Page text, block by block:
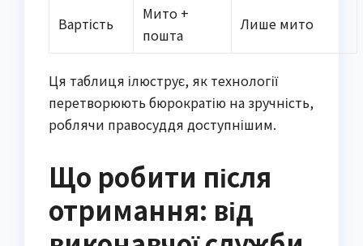
Вартість
Мито +
пошта
Лише мито
Ця таблиця ілюструє, як технології
перетворюють бюрократію на зручність,
роблячи правосуддя доступнішим.
Що робити після
отримання: від